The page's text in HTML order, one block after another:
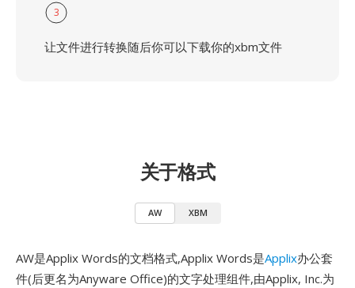
3
让文件进行转换随后你可以下载你的xbm文件
关于格式
AW XBM
AW是Applix Words的文档格式,Applix Words是Applix办公套
件(后更名为Anyware Office)的文字处理组件,由Applix, Inc.为